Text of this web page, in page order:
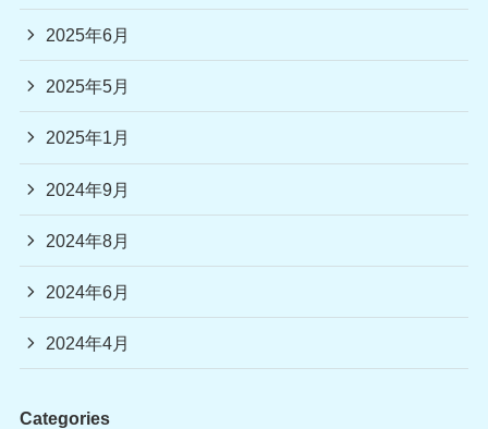
2025年6月
2025年5月
2025年1月
2024年9月
2024年8月
2024年6月
2024年4月
Categories